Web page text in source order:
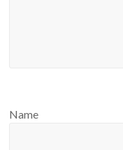
Name